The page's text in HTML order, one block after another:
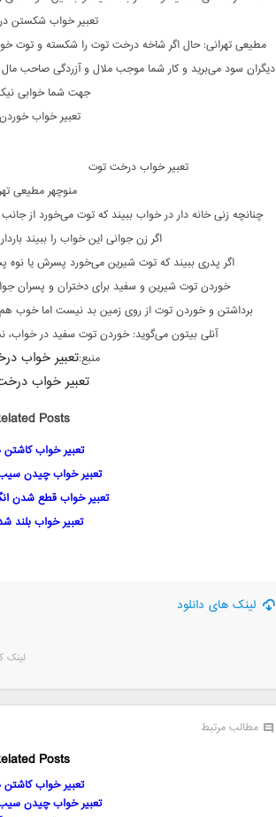
تعبیر خواب شکستن
مطیعی تهرانی: حال اگر شاخه درخت توت را شکسته و توت
دیگران سود می‌برید و کار شما موجب ملال و آزردگی صاحب
جهت شما خوابی
تعبیر خواب
تعبیر خواب درخت توت
منوچهر مطیعی
چنانچه زنی خانه دار در خواب ببیند که توت می‌خورد از
اگر زن جوانی این خواب را ببیند
اگر پدری ببیند که توت شیرین می‌خورد پسرش یا
خوردن توت شیرین و سفید برای دختران و پسران
برداشتن و خوردن توت از روی زمین بد نیست اما خوب
آنلی بیتون می‌گوید: خوردن توت سفید در
منبع:تعبیر خواب
تعبیر خواب
Posts:
تعبیر خواب
تعبیر خواب چیدن
تعبیر خواب قطع شدن
تعبیر خواب بلند
لینک های دانلود
لینک
مطالب مرتبط
Posts:
تعبیر خواب
تعبیر خواب چیدن